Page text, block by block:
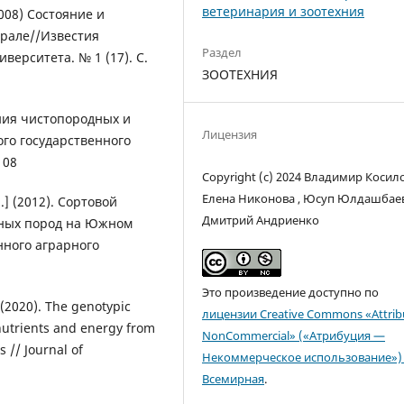
Состояние и
Известия
№ 1 (17). С.
чистопородных и
государственного
(2012). Сортовой
пород на Южном
аграрного
The genotypic
and energy from
// Journal of
ветеринария и зоотехния
Раздел
ЗООТЕХНИЯ
Лицензия
Copyright (c) 2024 Владимир
Елена Никонова , Юсуп
Дмитрий Андриенко
Это произведение доступно по
лицензии Creative Commons
NonCommercial» («Атрибуция —
Некоммерческое использование»)
Всемирная.